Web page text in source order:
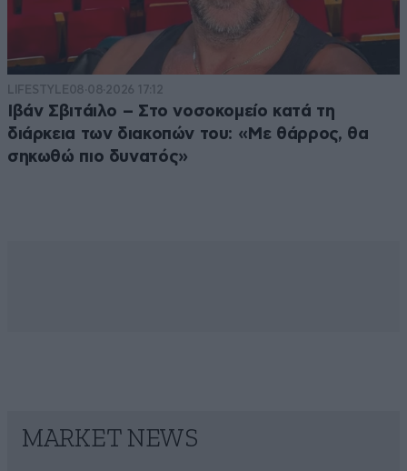
LIFESTYLE08·08·2026 17:12
Ιβάν Σβιτάιλο – Στο νοσοκομείο κατά τη
διάρκεια των διακοπών του: «Με θάρρος, θα
σηκωθώ πιο δυνατός»
MARKET NEWS